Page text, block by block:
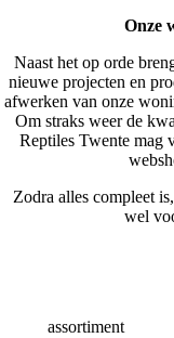
Onze
Naast het op orde
nieuwe projecten en
afwerken van onze
Om straks weer de
Reptiles Twente mag
Zodra alles compleet
wel
Breedassortiment